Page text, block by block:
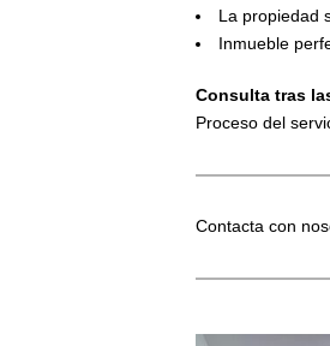
La propiedad
Inmueble
Consulta tras
Proceso del
Contacta con